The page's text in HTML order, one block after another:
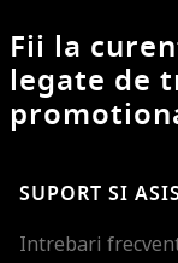
Fii la
legate de
SUPORT SI
Intrebari